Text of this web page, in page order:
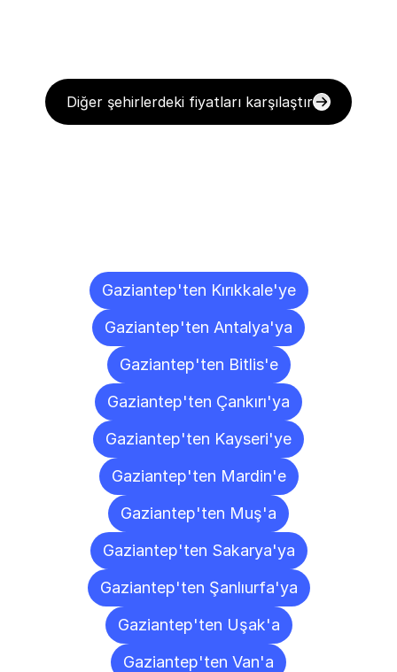
Diğer şehirlerdeki fiyatları karşılaştır
Gaziantep'ten Kırıkkale'ye
Gaziantep'ten Antalya'ya
Gaziantep'ten Bitlis'e
Gaziantep'ten Çankırı'ya
Gaziantep'ten Kayseri'ye
Gaziantep'ten Mardin'e
Gaziantep'ten Muş'a
Gaziantep'ten Sakarya'ya
Gaziantep'ten Şanlıurfa'ya
Gaziantep'ten Uşak'a
Gaziantep'ten Van'a